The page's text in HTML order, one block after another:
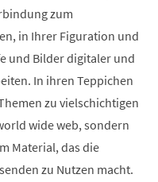
zum
in Ihrer Figuration und
und Bilder digitaler und
In ihren Teppichen
zu vielschichtigen
wide web, sondern
Material, das die
zu Nutzen macht.